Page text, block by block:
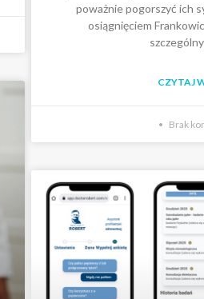
poważnie pogorszyć ich
osiągnięciem
CZYTAJ
Brak